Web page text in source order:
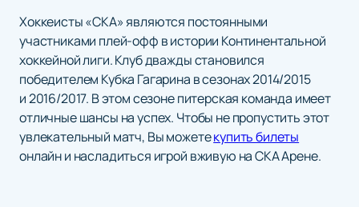
Хоккеисты «СКА» являются постоянными
участниками плей-офф в истории Континентальной
хоккейной лиги. Клуб дважды становился
победителем Кубка Гагарина в сезонах 2014/2015
и 2016/2017. В этом сезоне питерская команда имеет
отличные шансы на успех. Чтобы не пропустить этот
увлекательный матч, Вы можетекупить билеты
онлайн и насладиться игрой вживую на СКА Арене.